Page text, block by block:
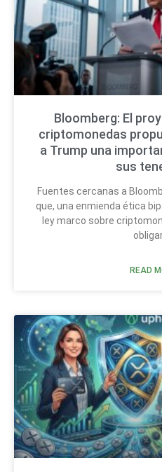
Bloomberg: El
criptomonedas
a Trump una
sus
Fuentes cercanas a
que, una enmienda ética
ley marco sobre
READ